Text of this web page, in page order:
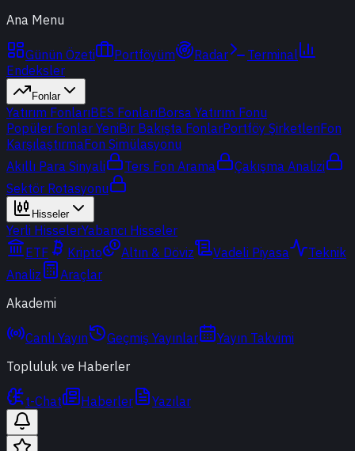
Ana Menu
Günün Özeti Portföyüm Radar
Terminal
Endeksler
Fonlar
Yatırım FonlarıBES FonlarıBorsa Yatırım Fonu
Popüler Fonlar YeniBir Bakışta FonlarPortföy ŞirketleriFon
KarşılaştırmaFon Simülasyonu
Akıllı Para Sinyali
Ters Fon Arama
Çakışma Analizi
Sektör Rotasyonu
Hisseler
Yerli HisselerYabancı Hisseler
ETF
Kripto Altın & Döviz Vadeli Piyasa
Teknik
Analiz
Araçlar
Akademi
Canlı Yayın Geçmiş Yayınlar
Yayın Takvimi
Topluluk ve Haberler
t-Chat Haberler Yazılar